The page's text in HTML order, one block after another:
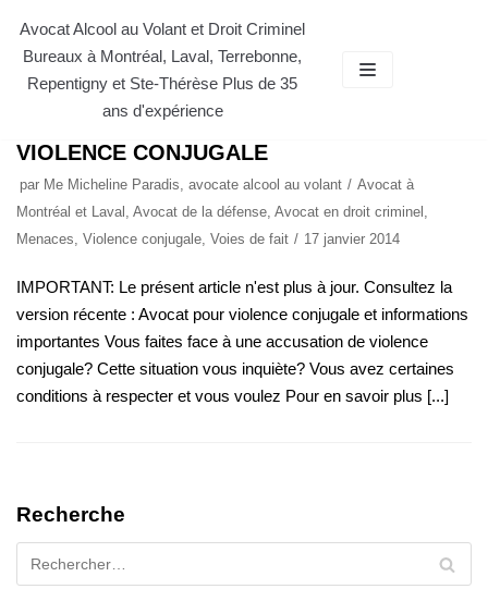
Aller
au
contenu
Avocat Alcool au Volant et Droit Criminel
Bureaux à Montréal, Laval, Terrebonne,
Repentigny et Ste-Thérèse Plus de 35
ans d'expérience
AVOCAT CONSEIL GRATUIT
VIOLENCE CONJUGALE
par Me Micheline Paradis, avocate alcool au volant
Avocat à
Montréal et Laval , Avocat de la défense, Avocat en droit criminel ,
Menaces, Violence conjugale, Voies de fait 17 janvier 2014
IMPORTANT: Le présent article n'est plus à jour. Consultez la
version récente : Avocat pour violence conjugale et informations
importantes Vous faites face à une accusation de violence
conjugale? Cette situation vous inquiète? Vous avez certaines
conditions à respecter et vous voulez Pour en savoir plus [...]
Recherche